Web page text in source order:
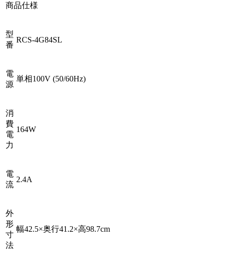
商品仕様
型
番
RCS-4G84SL
電
源
単相100V (50/60Hz)
消
費
電
力
164W
電
流
2.4A
外
形
寸
法
幅42.5×奥行41.2×高98.7cm